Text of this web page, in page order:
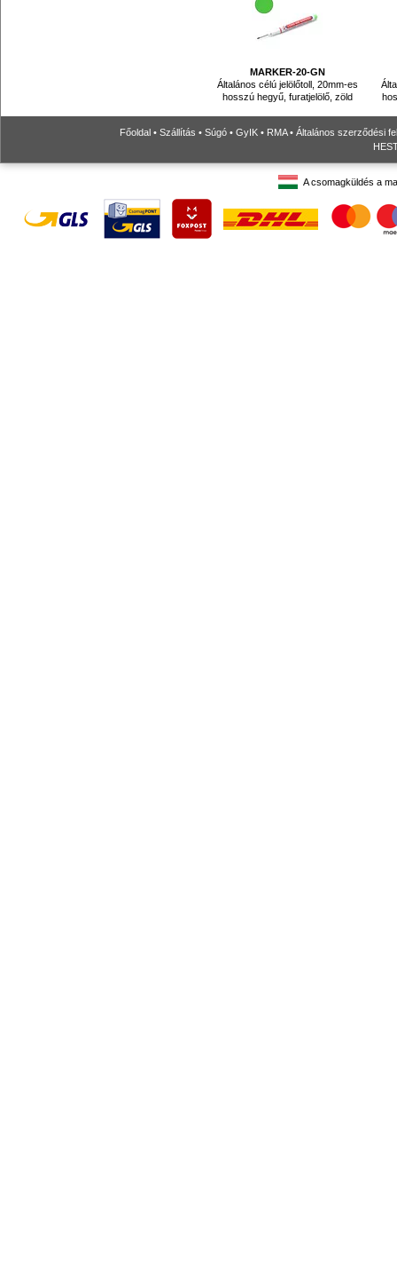
MARKER-20-GN
Általános célú jelölőtoll, 20mm-es
hosszú hegyű, furatjelölő, zöld
Főoldal • Szállítás • Súgó • GyIK • RMA• Általános szerződési
A csomagküldés a